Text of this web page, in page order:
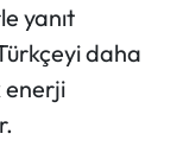
yanıt
daha
enerji